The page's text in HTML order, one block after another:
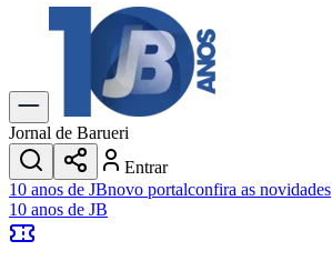
Explore Tudo
Últimas Notícias
Previsão do Tempo
Trânsito e Rotas
Dia a Dia & Lazer
Transportes
Gastronomia
Cinema & Shows
JogosNovo
Jornal de Barueri
Entrar
10 anos de JBnovo portalconfira as novidades
10 anos de JB